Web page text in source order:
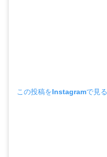
この投稿をInstagramで見る